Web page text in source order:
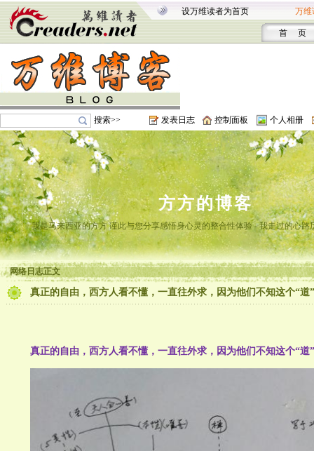
设万维读者为首页 万维
首 页
搜索>> 发表日志 控制面板 个人相册
方方的博客
我是马来西亚的方方 谨此与您分享感悟身心灵的整合性体验 - 我走过的心路
网络日志正文
真正的自由，西方人看不懂，一直往外求，因为他们不知这个“道
真正的自由，西方人看不懂，一直往外求，因为他们不知这个“道